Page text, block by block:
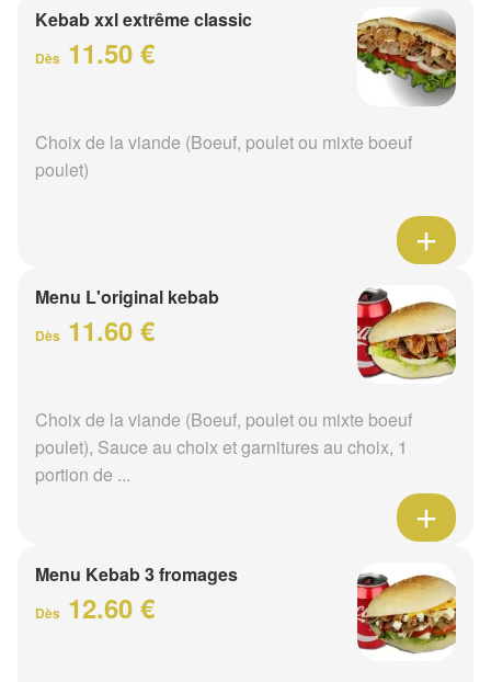
Kebab xxl extrême classic
Dès 11.50 €
Choix de la viande (Boeuf, poulet ou mixte boeuf
poulet)
Menu L'original kebab
Dès 11.60 €
Choix de la viande (Boeuf, poulet ou mixte boeuf
poulet), Sauce au choix et garnitures au choix, 1
portion de ...
Menu Kebab 3 fromages
Dès 12.60 €